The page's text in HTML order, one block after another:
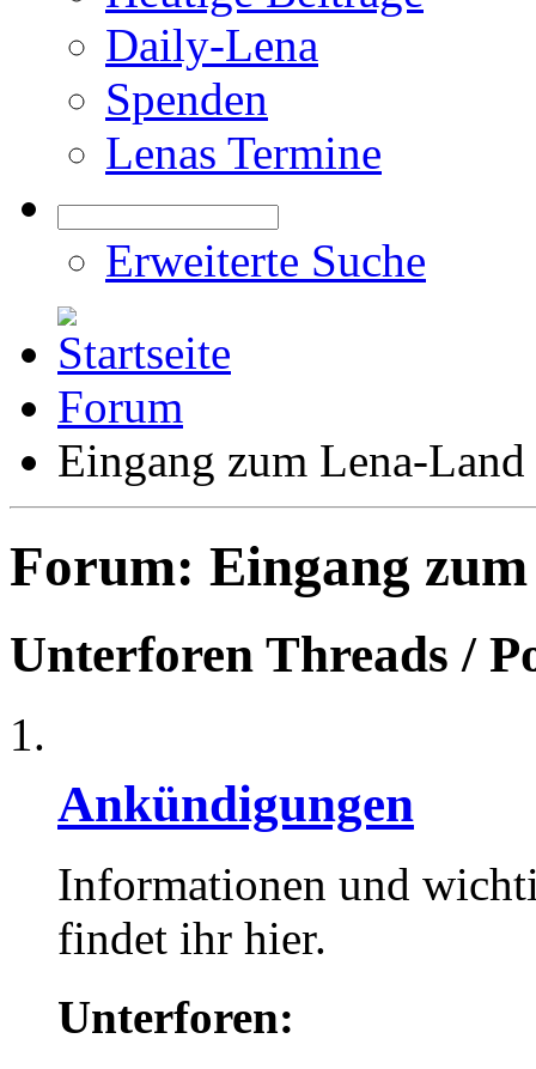
Daily-Lena
Spenden
Lenas Termine
Erweiterte Suche
Forum
Eingang zum Lena-Land
Forum: Eingang
Unterforen Threads /
Ankündigungen
Informationen und
findet ihr hier.
Unterforen: